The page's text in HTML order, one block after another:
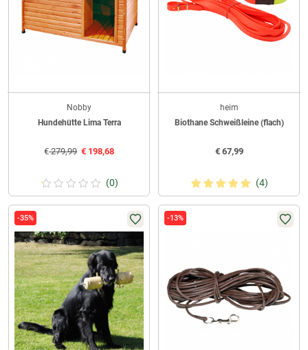
Nobby
Hundehütte Lima Terra
€279,99 € 198,68
(0)
heim
Biothane Schweißleine (flach)
€67,99
(4)
-35% -13%